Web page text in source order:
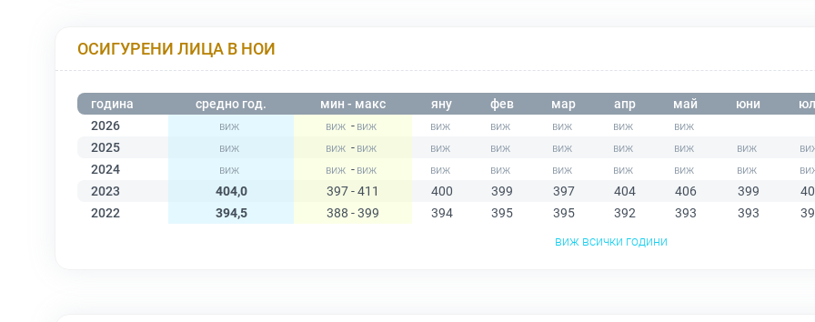
ОСИГУРЕНИ ЛИЦА В НОИ
година средно год. мин - макс яну фев мар апр май юни
2026
-
2025
-
2024
-
2023
404,0 397 - 411 400 399 397 404 406 399
2022
394,5 388 - 399 394 395 395 392 393 393
виж всички години